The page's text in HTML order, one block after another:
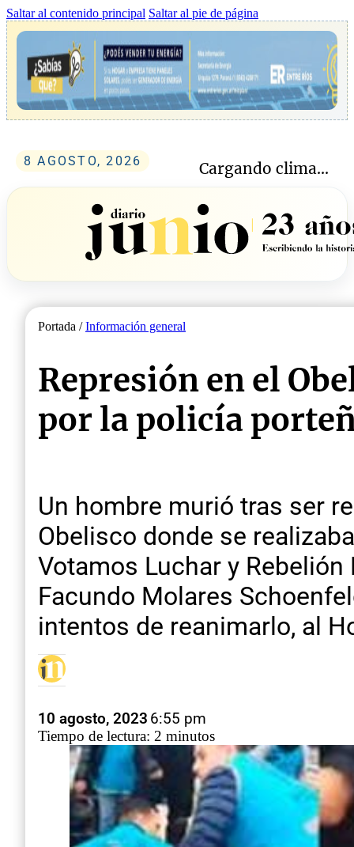
Saltar al contenido principal Saltar al pie de página
8 AGOSTO, 2026 Cargando clima...
Portada /Información general
Represión en el
por la policía
Un hombre murió tras ser
Obelisco donde se
Votamos Luchar y
Facundo Molares
intentos de reanimarlo, al
10 agosto, 2023 6:55 pm
Tiempo de lectura: 2 minutos